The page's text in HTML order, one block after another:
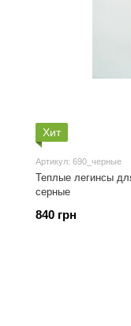
Хит
Артикул: 690_черные
Теплые легинсы
серные
840 грн